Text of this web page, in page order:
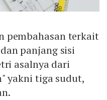
pembahasan terkait
panjang sisi
asalnya dari
yakni tiga sudut,